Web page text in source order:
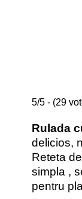
5/5 - (29
Rulada
delicios,
Reteta de
simpla ,
pentru